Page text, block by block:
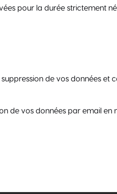
pour la durée strictement
de vos données
de vos données par email en